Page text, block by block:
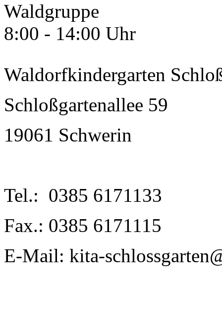
Waldgruppe
8:00 - 14:00 Uhr
Waldorfkindergarten
Schloßgartenallee 59
19061 Schwerin
Tel.: 0385 6171133
Fax.: 0385 6171115
E-Mail: kita-